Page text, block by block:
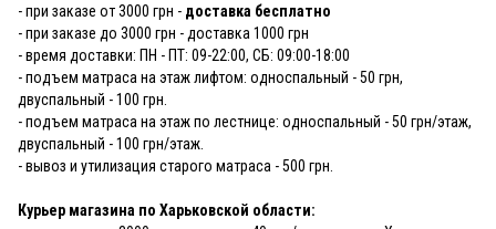
- при заказе от 3000 грн - доставка бесплатно
- при заказе до 3000 грн - доставка 1000 грн
- время доставки: ПН - ПТ: 09-22:00, СБ: 09:00-18:00
- подъем матраса на этаж лифтом: односпальный - 50 грн,
двуспальный - 100 грн.
- подъем матраса на этаж по лестнице: односпальный - 50 грн/этаж,
двуспальный - 100 грн/этаж.
- вывоз и утилизация старого матраса - 500 грн.
Курьер магазина по Харьковской области: